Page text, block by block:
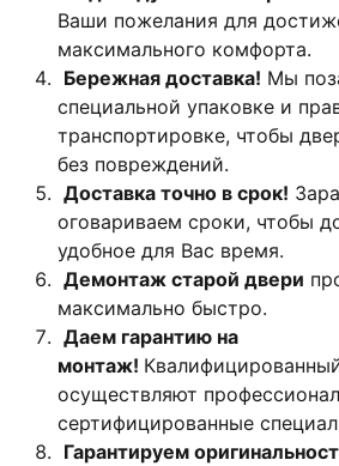
Ваши пожелания для
максимального комфорта.
Бережная доставка! Мы
специальной упаковке и
транспортировке, чтобы
без повреждений.
Доставка точно в срок!
оговариваем сроки, чтобы
удобное для Вас время.
Демонтаж старой двери
максимально быстро.
Даем гарантию на
монтаж!
осуществляют
сертифицированные
Гарантируем